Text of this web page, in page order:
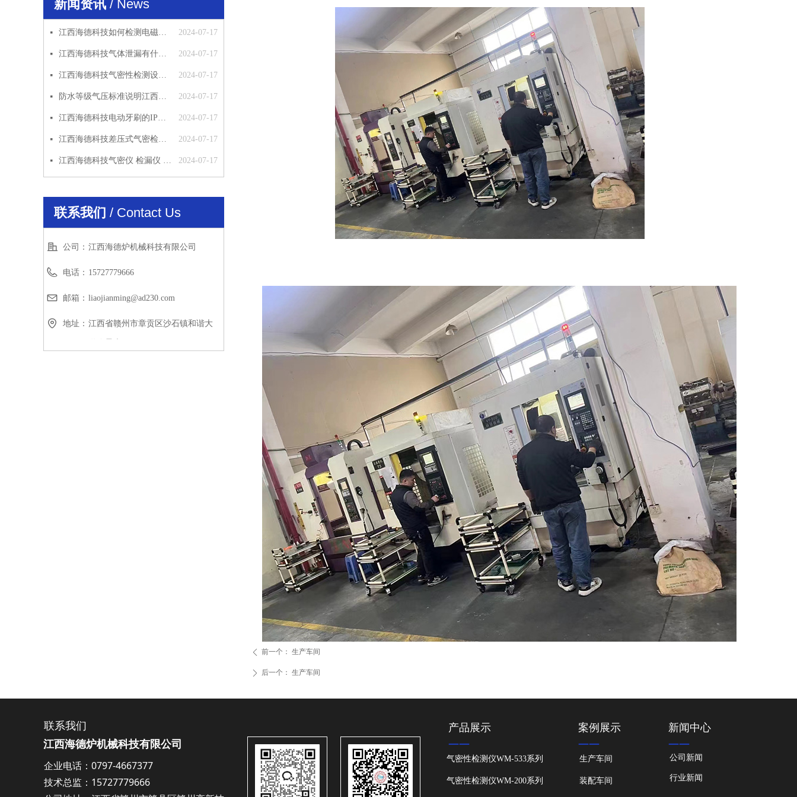
新闻资讯 / News
2024-07-17
넷 江西海德科技如何检测电磁阀的密封性
2024-07-17
넷 江西海德科技气体泄漏有什么影响
2024-07-17
넷 江西海德科技气密性检测设备应用范围
2024-07-17
넷 防水等级气压标准说明江西海德科技
2024-07-17
넷 江西海德科技电动牙刷的IP防水等级检测方法
2024-07-17
넷 江西海德科技差压式气密检漏仪原理
2024-07-17
넷 江西海德科技气密仪 检漏仪 气密性检测仪 工作原理 使用说明
联系我们 / Contact Us
公司： 江西海德炉机械科技有限公司
电话： 15727779666
邮箱： liaojianming@ad230.com
地址： 江西省赣州市章贡区沙石镇和谐大
ꄴ 前一个： 生产车间
ꄲ 后一个： 生产车间
联系我们
江西海德炉机械科技有限公司
企业电话：0797-4667377
技术总监：15727779666
产品展示
——
案例展示
——
生产车间
装配车间
气密性检测仪WM-533系列
气密性检测仪WM-200系列
新闻中心
——
公司新闻
行业新闻